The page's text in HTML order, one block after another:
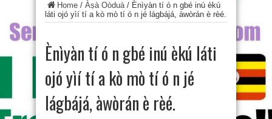
Home / Àṣà Oòduà/ Ènìyàn tí ó n gbé inú èkú
láti ojó yìí tí a kò mò tí ó n jé lágbájá, àwòrán è rèé.
Ènìyàn tí ó n gbé inú èkú láti
ojó yìí tí a kò mò tí ó n jé
lágbájá, àwòrán è rèé.